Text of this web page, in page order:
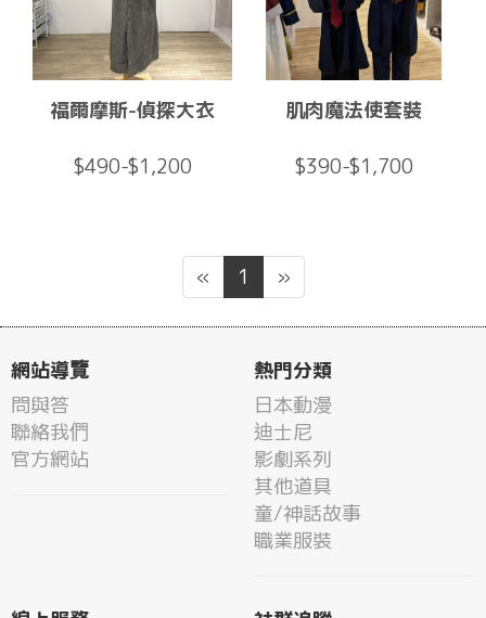
福爾摩斯-偵探大衣
$490-$1,200
肌肉魔法使套裝
$390-$1,700
« 1 »
網站導覽
問與答
聯絡我們
官方網站
熱門分類
日本動漫
迪士尼
影劇系列
其他道具
童/神話故事
職業服裝